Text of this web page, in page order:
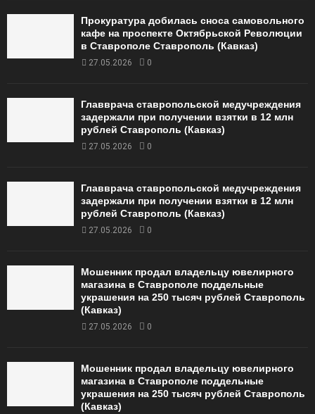
Прокуратура добилась сноса самовольного
кафе на проспекте Октябрьской Революции
в Ставрополе Ставрополь (Кавказ)
27.05.2026 0
Главврача ставропольской медучреждения
задержали при получении взятки в 12 млн
рублей Ставрополь (Кавказ)
27.05.2026 0
Главврача ставропольской медучреждения
задержали при получении взятки в 12 млн
рублей Ставрополь (Кавказ)
27.05.2026 0
Мошенник продал владельцу ювелирного
магазина в Ставрополе поддельные
украшения на 250 тысяч рублей Ставрополь
(Кавказ)
27.05.2026 0
Мошенник продал владельцу ювелирного
магазина в Ставрополе поддельные
украшения на 250 тысяч рублей Ставрополь
(Кавказ)